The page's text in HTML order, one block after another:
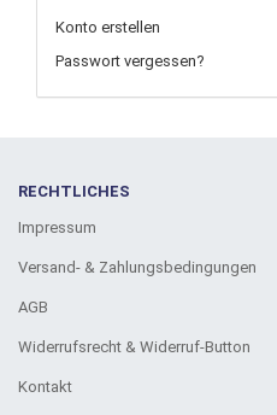
Konto erstellen
Passwort vergessen?
RECHTLICHES
Impressum
Versand- & Zahlungsbedingungen
AGB
Widerrufsrecht & Widerruf-Button
Kontakt